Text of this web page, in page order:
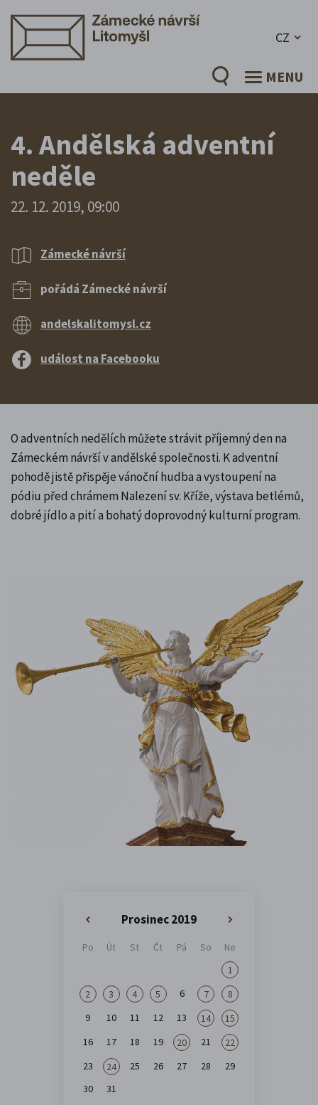
CZ
MENU
4. Andělská adventní
neděle
22. 12. 2019, 09:00
Zámecké návrší
pořádá Zámecké návrší
andelskalitomysl.cz
událost na Facebooku
O adventních nedělích můžete strávit příjemný den na
Zámeckém návrší v andělské společnosti. K adventní
pohodě jistě přispěje vánoční hudba a vystoupení na
pódiu před chrámem Nalezení sv. Kříže, výstava betlémů,
dobré jídlo a pití a bohatý doprovodný kulturní program.
Prosinec 2019
»
Po Út St Čt Pá So
Ne
1
2
3 4 5 6 7
8
9
10 11 12 13 14
15
16
17 18 19 20 21
22
23
24 25 26 27 28
29
30
31